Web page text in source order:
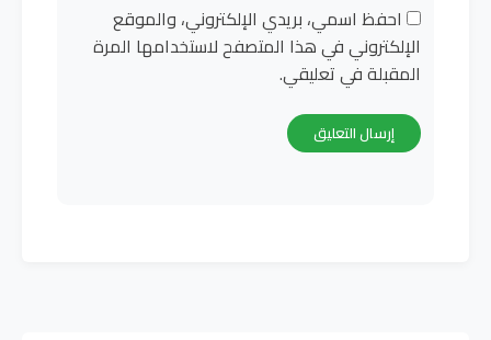
احفظ اسمي، بريدي الإلكتروني، والموقع
الإلكتروني في هذا المتصفح لاستخدامها المرة
المقبلة في تعليقي.